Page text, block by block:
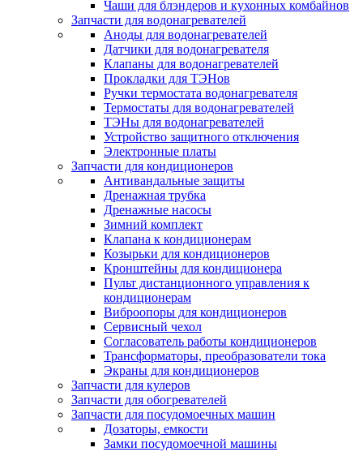
Чаши для блэндеров и кухонных комбайнов
Запчасти для водонагревателей
Аноды для водонагревателей
Датчики для водонагревателя
Клапаны для водонагревателей
Прокладки для ТЭНов
Ручки термостата водонагревателя
Термостаты для водонагревателей
ТЭНы для водонагревателей
Устройство защитного отключения
Электронные платы
Запчасти для кондиционеров
Антивандальные защиты
Дренажная трубка
Дренажные насосы
Зимний комплект
Клапана к кондиционерам
Козырьки для кондиционеров
Кронштейны для кондиционера
Пульт дистанционного управления к
кондиционерам
Виброопоры для кондиционеров
Сервисный чехол
Согласователь работы кондиционеров
Трансформаторы, преобразователи тока
Экраны для кондиционеров
Запчасти для кулеров
Запчасти для обогревателей
Запчасти для посудомоечных машин
Дозаторы, емкости
Замки посудомоечной машины